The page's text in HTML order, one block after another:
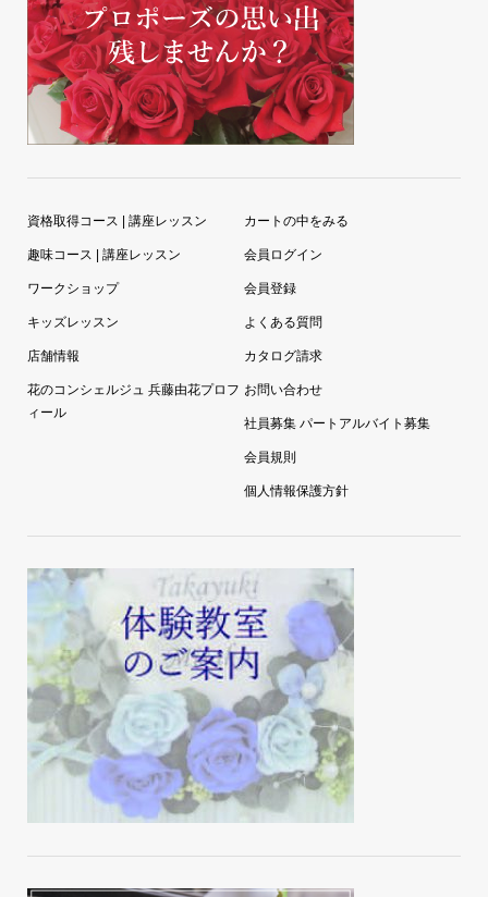
資格取得コース | 講座レッスン
趣味コース | 講座レッスン
ワークショップ
キッズレッスン
店舗情報
花のコンシェルジュ 兵藤由花プロフ
ィール
カートの中をみる
会員ログイン
会員登録
よくある質問
カタログ請求
お問い合わせ
社員募集 パートアルバイト募集
会員規則
個人情報保護方針